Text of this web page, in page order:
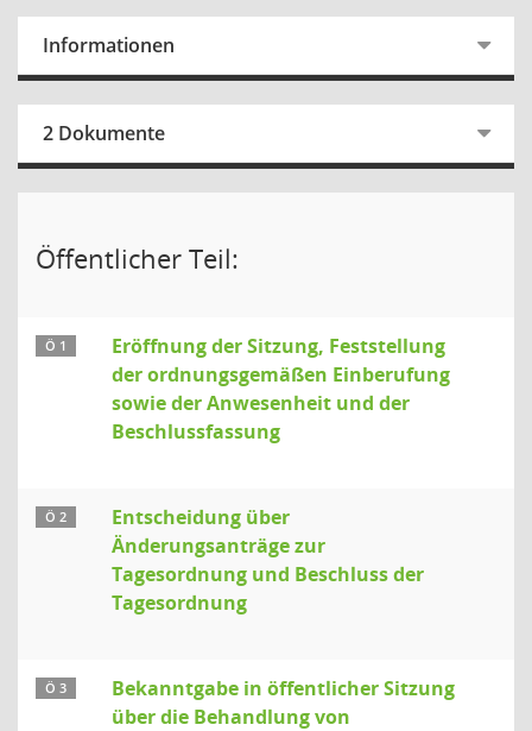
Informationen
2 Dokumente
Öffentlicher Teil:
Ö 1
Eröffnung der Sitzung, Feststellung
der ordnungsgemäßen Einberufung
sowie der Anwesenheit und der
Beschlussfassung
Ö 2
Entscheidung über
Änderungsanträge zur
Tagesordnung und Beschluss der
Tagesordnung
Ö 3
Bekanntgabe in öffentlicher Sitzung
über die Behandlung von